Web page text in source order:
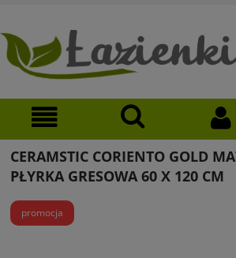
CERAMSTIC CORIENTO GOLD
PŁYRKA GRESOWA 60 X 120 CM
promocja